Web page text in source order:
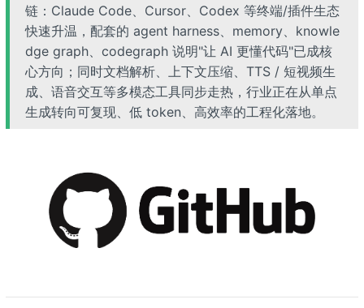
链：Claude Code、Cursor、Codex 等终端/插件生态
快速升温，配套的 agent harness、memory、knowle
dge graph、codegraph 说明"让 AI 更懂代码"已成核
心方向；同时文档解析、上下文压缩、TTS / 短视频生
成、语音交互等多模态工具同步走热，行业正在从单点
生成转向可复现、低 token、高效率的工程化落地。